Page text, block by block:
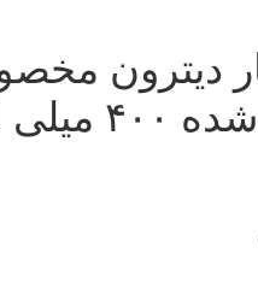
دیترون
لیتر